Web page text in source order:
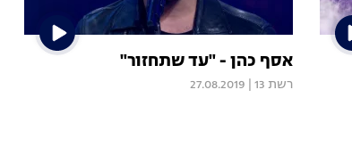
אסף כהן - "עד שתחזור"
רשת 13 27.08.2019